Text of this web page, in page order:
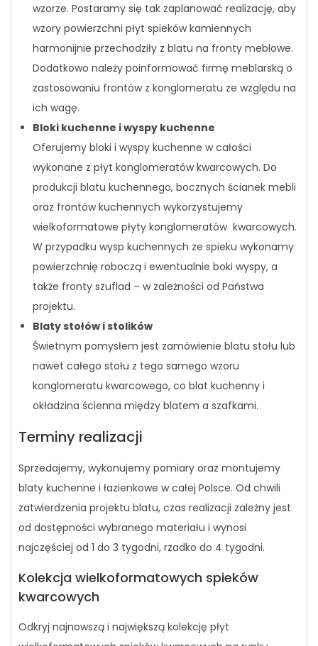
wzorze. Postaramy się tak zaplanować realizację, aby
wzory powierzchni płyt spieków kamiennych
harmonijnie przechodziły z blatu na fronty meblowe.
Dodatkowo należy poinformować firmę meblarską o
zastosowaniu frontów z konglomeratu ze względu na
ich wagę.
Bloki kuchenne i wyspy kuchenne
Oferujemy bloki i wyspy kuchenne w całości
wykonane z płyt konglomeratów kwarcowych. Do
produkcji blatu kuchennego, bocznych ścianek mebli
oraz frontów kuchennych wykorzystujemy
wielkoformatowe płyty konglomeratów kwarcowych.
W przypadku wysp kuchennych ze spieku wykonamy
powierzchnię roboczą i ewentualnie boki wyspy, a
także fronty szuflad – w zależności od Państwa
projektu.
Blaty stołów i stolików
Świetnym pomysłem jest zamówienie blatu stołu lub
nawet całego stołu z tego samego wzoru
konglomeratu kwarcowego, co blat kuchenny i
okładzina ścienna między blatem a szafkami.
Terminy realizacji
Sprzedajemy, wykonujemy pomiary oraz montujemy
blaty kuchenne i łazienkowe w całej Polsce. Od chwili
zatwierdzenia projektu blatu, czas realizacji zależny jest
od dostępności wybranego materiału i wynosi
najczęściej od 1 do 3 tygodni, rzadko do 4 tygodni.
Kolekcja wielkoformatowych spieków
kwarcowych
Odkryj najnowszą i największą kolekcję płyt